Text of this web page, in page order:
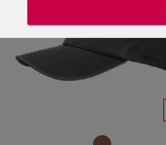
Damen Caps
Baseball Caps